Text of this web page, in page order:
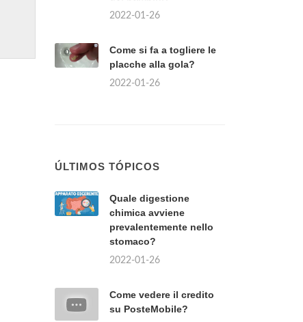
2022-01-26
Come si fa a togliere le
placche alla gola?
2022-01-26
ÚLTIMOS TÓPICOS
Quale digestione
chimica avviene
prevalentemente nello
stomaco?
2022-01-26
Come vedere il credito
su PosteMobile?